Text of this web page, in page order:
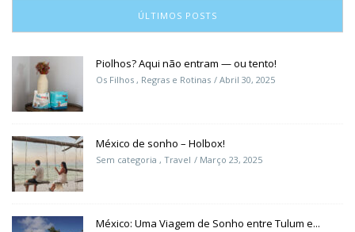
ÚLTIMOS POSTS
Piolhos? Aqui não entram — ou tento!
Os Filhos , Regras e Rotinas Abril 30, 2025
México de sonho – Holbox!
Sem categoria , Travel Março 23, 2025
México: Uma Viagem de Sonho entre Tulum e...